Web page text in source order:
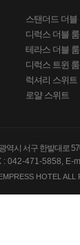
스탠더드 더블
디럭스 더블 룸
테라스 더블 룸
디럭스 트윈 룸
럭셔리 스위트
로얄 스위트
역시 서구 한밭대로
: 042-471-5858, E-
HOTEL ALL